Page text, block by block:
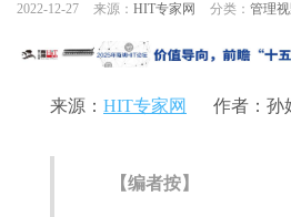
2022-12-27 来源： HIT专家网 分类： 管理
来源： HIT专家网 作者：孙
【编者按】